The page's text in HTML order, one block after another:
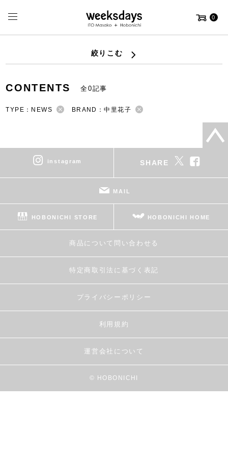
0
絞りこむ
CONTENTS 全0記事
TYPE：NEWS BRAND：中里花子
instagram SHARE
MAIL
HOBONICHI STORE HOBONICHI HOME
商品について問い合わせる
特定商取引法に基づく表記
プライバシーポリシー
利用規約
運営会社について
© HOBONICHI